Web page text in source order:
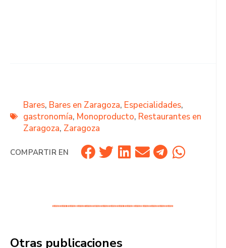
Bares, Bares en Zaragoza, Especialidades,
gastronomía, Monoproducto, Restaurantes en
Zaragoza, Zaragoza
COMPARTIR EN
Otras publicaciones